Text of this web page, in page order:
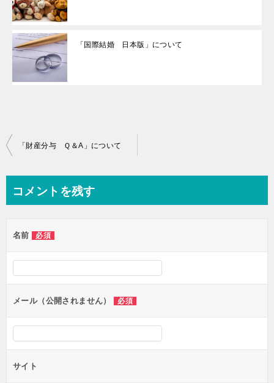
「国際結婚 日本版」について
投
ビ
ー
シ
ン
「財産分与 Ｑ＆A」について
コメントを残す
名前 必須
メール（公開されません） 必須
サイト